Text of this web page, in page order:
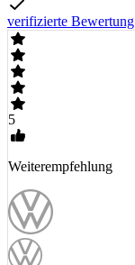
verifizierte Bewertung
5
Weiterempfehlung